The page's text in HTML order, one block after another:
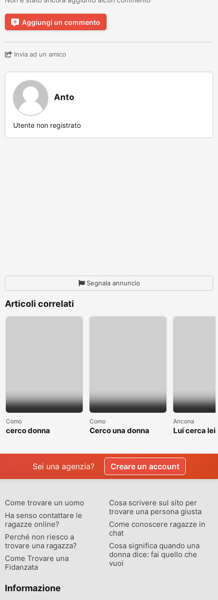
Aggiungi un commento
Invia ad un amico
Anto
Utente non registrato
Segnala annuncio
Articoli correlati
Como
cerco donna
Como
Cerco una donna
Ancona
Lui cerca lei
Sei una agenzia? Creare un account
Come trovare un uomo
Ha senso contattare le
ragazze online?
Perché non riesco a
trovare una ragazza?
Come Trovare una
Fidanzata
Cosa scrivere sul sito per
trovare una persona giusta
Come conoscere ragazze in
chat
Cosa significa quando una
donna dice: fai quello che
vuoi
Informazione